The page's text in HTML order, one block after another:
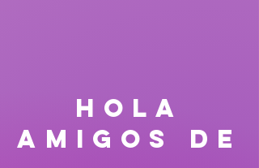
HOLA
AMIGOS DE